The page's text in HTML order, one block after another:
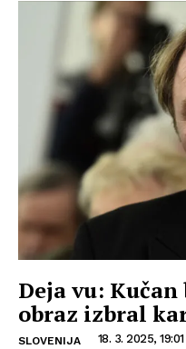
Deja vu:
obraz izbral
SLOVENIJA 18. 3. 2025, 19:01